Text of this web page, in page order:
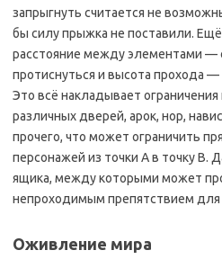
запрыгнуть считается не
бы силу прыжка не поставили.
расстояние между элементами —
протиснуться и высота прохода
Это всё накладывает ограничения
различных дверей, арок, нор,
прочего, что может ограничить
персонажей из точки А в точку В.
ящика, между которыми может
непроходимым препятствием для
Оживление мира